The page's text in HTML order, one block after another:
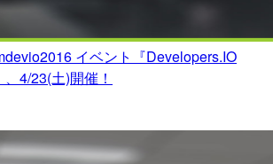
イベント『Developers.IO
4/23(土)開催！